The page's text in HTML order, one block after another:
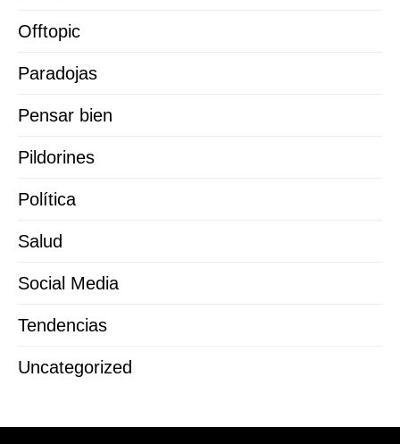
Offtopic
Paradojas
Pensar bien
Pildorines
Política
Salud
Social Media
Tendencias
Uncategorized